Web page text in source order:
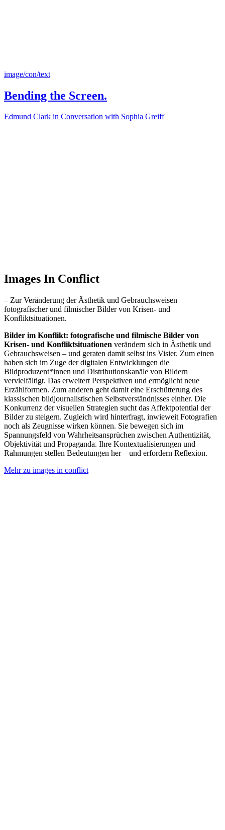
image/con/text
Bending the Screen.
Edmund Clark in Conversation with Sophia Greiff
Images In Conflict
– Zur Veränderung der Ästhetik und Gebrauchsweisen
fotografischer und filmischer Bilder von Krisen- und
Konfliktsituationen.
Bilder im Konflikt: fotografische und filmische Bilder von
Krisen- und Konfliktsituationen verändern sich in Ästhetik und
Gebrauchsweisen – und geraten damit selbst ins Visier. Zum einen
haben sich im Zuge der digitalen Entwicklungen die
Bildproduzent*innen und Distributionskanäle von Bildern
vervielfältigt. Das erweitert Perspektiven und ermöglicht neue
Erzählformen. Zum anderen geht damit eine Erschütterung des
klassischen bildjournalistischen Selbstverständnisses einher. Die
Konkurrenz der visuellen Strategien sucht das Affektpotential der
Bilder zu steigern. Zugleich wird hinterfragt, inwieweit Fotografien
noch als Zeugnisse wirken können. Sie bewegen sich im
Spannungsfeld von Wahrheitsansprüchen zwischen Authentizität,
Objektivität und Propaganda. Ihre Kontextualisierungen und
Rahmungen stellen Bedeutungen her – und erfordern Reflexion.
Mehr zu images in conflict